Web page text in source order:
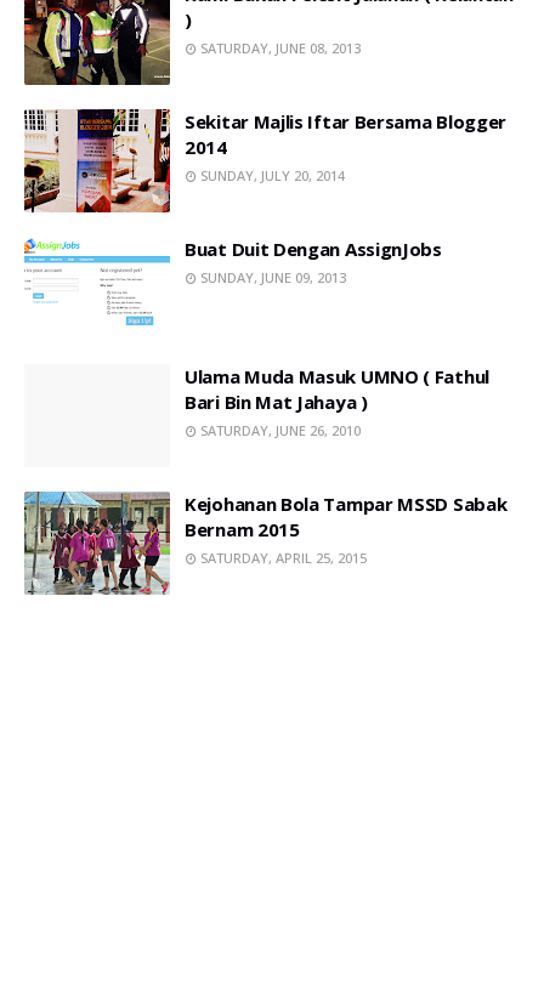
)
SATURDAY, JUNE 08, 2013
Sekitar Majlis Iftar Bersama Blogger
2014
SUNDAY, JULY 20, 2014
Buat Duit Dengan AssignJobs
SUNDAY, JUNE 09, 2013
Ulama Muda Masuk UMNO ( Fathul
Bari Bin Mat Jahaya )
SATURDAY, JUNE 26, 2010
Kejohanan Bola Tampar MSSD Sabak
Bernam 2015
SATURDAY, APRIL 25, 2015